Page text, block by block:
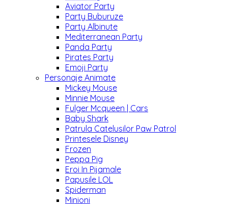
Aviator Party
Party Buburuze
Party Albinute
Mediterranean Party
Panda Party
Pirates Party
Emoji Party
Personaje Animate
Mickey Mouse
Minnie Mouse
Fulger Mcqueen | Cars
Baby Shark
Patrula Catelusilor Paw Patrol
Printesele Disney
Frozen
Peppa Pig
Eroi In Pijamale
Papusile LOL
Spiderman
Minioni